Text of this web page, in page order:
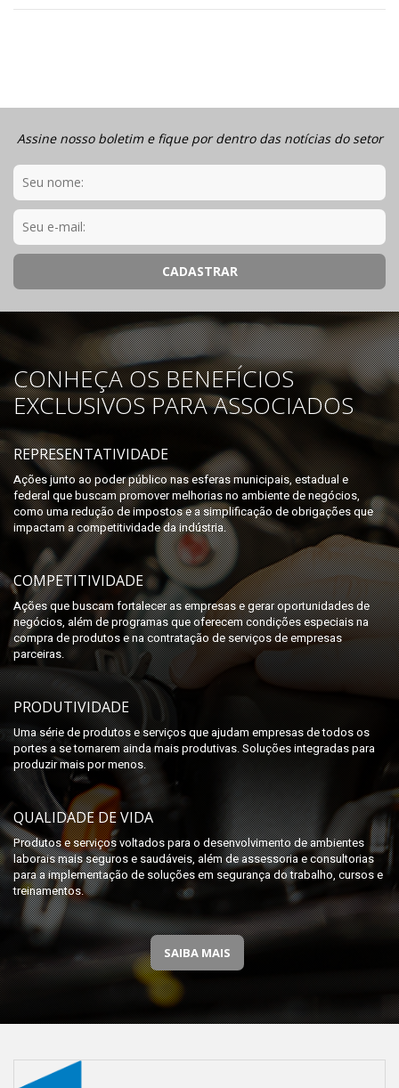
Assine nosso boletim e fique por dentro das notícias do setor
CONHEÇA OS BENEFÍCIOS
EXCLUSIVOS PARA ASSOCIADOS
REPRESENTATIVIDADE
Ações junto ao poder público nas esferas municipais, estadual e
federal que buscam promover melhorias no ambiente de negócios,
como uma redução de impostos e a simplificação de obrigações que
impactam a competitividade da indústria.
COMPETITIVIDADE
Ações que buscam fortalecer as empresas e gerar oportunidades de
negócios, além de programas que oferecem condições especiais na
compra de produtos e na contratação de serviços de empresas
parceiras.
PRODUTIVIDADE
Uma série de produtos e serviços que ajudam empresas de todos os
portes a se tornarem ainda mais produtivas. Soluções integradas para
produzir mais por menos.
QUALIDADE DE VIDA
Produtos e serviços voltados para o desenvolvimento de ambientes
laborais mais seguros e saudáveis, além de assessoria e consultorias
para a implementação de soluções em segurança do trabalho, cursos e
treinamentos.
SAIBA MAIS